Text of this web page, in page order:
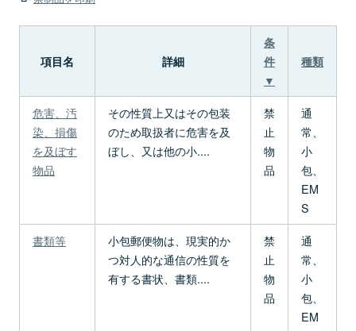
項目名 詳細
条
件
▼
種類
危害、汚
染、損傷
を及ぼす
物品
その性質上又はその包装
のため取扱者に危害を及
ぼし、又は他の小....
禁
止
物
品
通
常、
小
包、
EM
S
書類等
小包郵便物は、現実的か
つ対人的な通信の性質を
有する書状、書類....
禁
止
物
品
通
常、
小
包、
EM